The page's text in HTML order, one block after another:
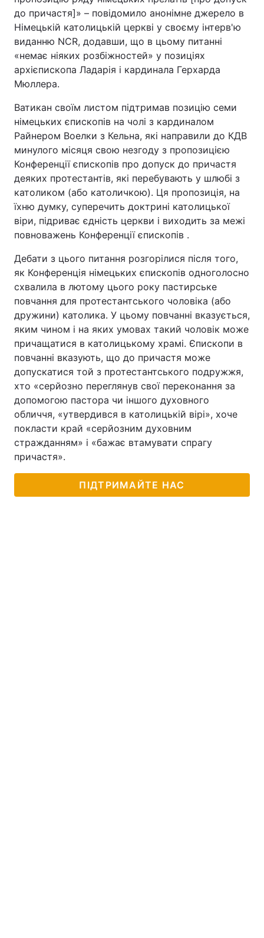
до причастя]» – повідомило анонімне джерело в
Німецькій католицькій церкві у своєму інтерв'ю
виданню NCR, додавши, що в цьому питанні
«немає ніяких розбіжностей» у позиціях
архієпископа Ладарія і кардинала Герхарда
Мюллера.
Ватикан своїм листом підтримав позицію семи
німецьких єпископів на чолі з кардиналом
Райнером Воелки з Кельна, які направили до КДВ
минулого місяця свою незгоду з пропозицією
Конференції єпископів про допуск до причастя
деяких протестантів, які перебувають у шлюбі з
католиком (або католичкою). Ця пропозиція, на
їхню думку, суперечить доктрині католицької
віри, підриває єдність церкви і виходить за межі
повноважень Конференції єпископів .
Дебати з цього питання розгорілися після того,
як Конференція німецьких єпископів одноголосно
схвалила в лютому цього року пастирське
повчання для протестантського чоловіка (або
дружини) католика. У цьому повчанні вказується,
яким чином і на яких умовах такий чоловік може
причащатися в католицькому храмі. Єпископи в
повчанні вказують, що до причастя може
допускатися той з протестантського подружжя,
хто «серйозно переглянув свої переконання за
допомогою пастора чи іншого духовного
обличчя, «утвердився в католицькій вірі», хоче
покласти край «серйозним духовним
стражданням» і «бажає втамувати спрагу
причастя».
ПІДТРИМАЙТЕ НАС